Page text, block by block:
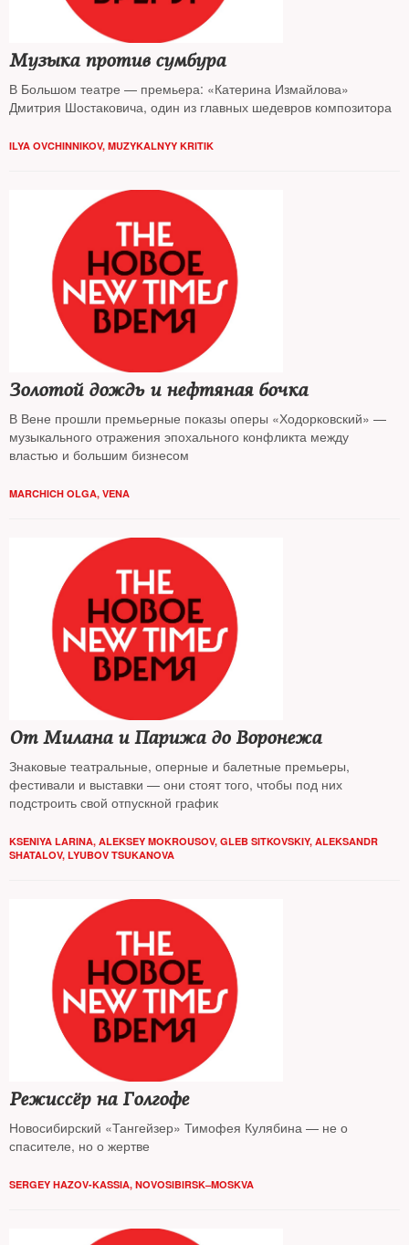
Музыка против сумбура
В Большом театре — премьера: «Катерина Измайлова»
Дмитрия Шостаковича, один из главных шедевров композитора
ILYA OVCHINNIKOV, MUZYKALNYY KRITIK
Золотой дождь и нефтяная бочка
В Вене прошли премьерные показы оперы «Ходорковский» —
музыкального отражения эпохального конфликта между
властью и большим бизнесом
MARCHICH OLGA, VENA
От Милана и Парижа до Воронежа
Знаковые театральные, оперные и балетные премьеры,
фестивали и выставки — они стоят того, чтобы под них
подстроить свой отпускной график
KSENIYA LARINA, ALEKSEY MOKROUSOV, GLEB SITKOVSKIY, ALEKSANDR
SHATALOV, LYUBOV TSUKANOVA
Режиссёр на Голгофе
Новосибирский «Тангейзер» Тимофея Кулябина — не о
спасителе, но о жертве
SERGEY HAZOV-KASSIA, NOVOSIBIRSK–MOSKVA